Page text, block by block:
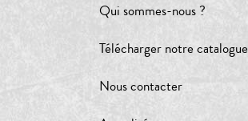
Qui sommes-nous ?
Télécharger notre catalogue
Nous contacter